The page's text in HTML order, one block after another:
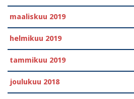
maaliskuu 2019
helmikuu 2019
tammikuu 2019
joulukuu 2018